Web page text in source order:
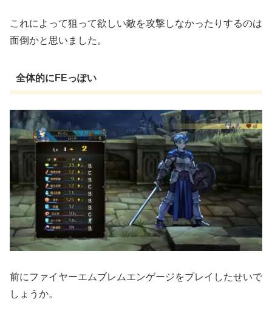
これによって狙って欲しい敵を攻撃しなかったりするのは
面倒かと思いました。
全体的にFEっぽい
前にファイヤーエムブレムエンゲージをプレイしたせいで
しょうか。